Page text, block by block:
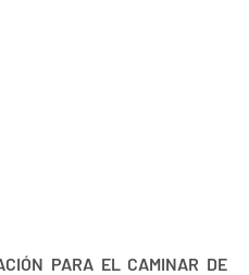
PARA EL CAMINAR DE